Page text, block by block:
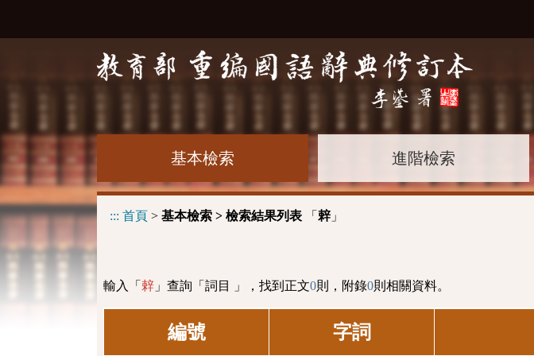
基本檢索 進階檢索
::: 首頁 > 基本檢索 > 檢索結果列表 「 辢 」
輸入「 辢 」查詢「詞目 」，找到正文0則，附錄0則相關資料。
編號 字詞